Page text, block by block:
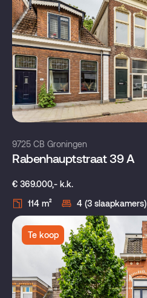
9725 CB Groningen
Rabenhauptstraat 39 A
€ 369.000,- k.k.
114 m²
4 (3 slaapkamers)
Te koop